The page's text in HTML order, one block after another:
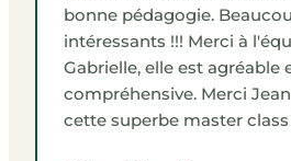
bonne pédagogie.
intéressants !!! Merci à
Gabrielle, elle est agréable
compréhensive. Merci
cette superbe master class